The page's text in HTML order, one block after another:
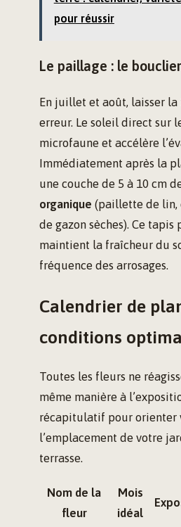
pour réussir
Le paillage : le
En juillet et août, laisser la
erreur. Le soleil direct sur
microfaune et accélère
Immédiatement après la
une couche de 5 à 10 cm
organique (paillette de lin,
de gazon sèches). Ce
maintient la fraîcheur du
fréquence des arrosages.
Calendrier de
conditions
Toutes les fleurs ne
même manière à
récapitulatif pour orienter
l’emplacement de votre
terrasse.
Nom de la
fleur
Mois
idéal